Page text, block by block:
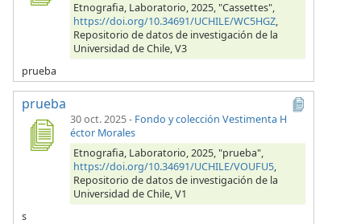
Etnografia, Laboratorio, 2025, "Cassettes",
https://doi.org/10.34691/UCHILE/WC5HGZ,
Repositorio de datos de investigación de la
Universidad de Chile, V3
prueba
prueba
30 oct. 2025- Fondo y colección Vestimenta H
éctor Morales
Etnografia, Laboratorio, 2025, "prueba",
https://doi.org/10.34691/UCHILE/VOUFU5,
Repositorio de datos de investigación de la
Universidad de Chile, V1
s